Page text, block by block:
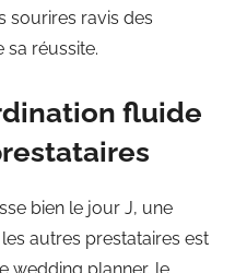
sourires ravis des
réussite.
fluide
bien le jour J, une
autres prestataires est
wedding planner, le